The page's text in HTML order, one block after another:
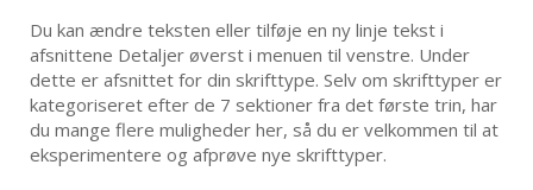
Du kan ændre teksten eller tilføje en ny linje tekst i
afsnittene Detaljer øverst i menuen til venstre. Under
dette er afsnittet for din skrifttype. Selv om skrifttyper er
kategoriseret efter de 7 sektioner fra det første trin, har
du mange flere muligheder her, så du er velkommen til at
eksperimentere og afprøve nye skrifttyper.